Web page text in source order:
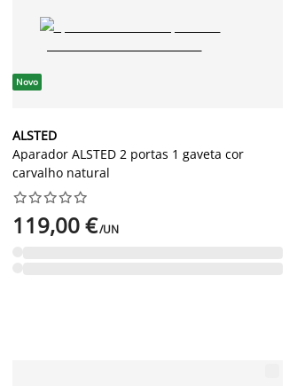
Novo
ALSTED
Aparador ALSTED 2 portas 1 gaveta cor
carvalho natural






119,00 €/UN